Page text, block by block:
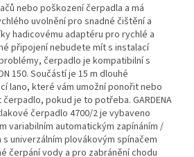
nebo poškození čerpadla a má
uvolnění pro snadné čištění a
hadicovému adaptéru pro rychlé a
připojení nebudete mít s instalací
čerpadlo je kompatibilní s
150. Součástí je 15 m dlouhé
lano, které vám umožní ponořit nebo
pokud je to potřeba. GARDENA
čerpadlo 4700/2 je vybaveno
variabilním automatickým zapínáním /
s univerzálním plovákovým spínačem
čerpání vody a pro zabránění chodu